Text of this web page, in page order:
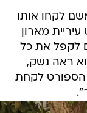
לקחו אותו
מארון
לקפל את כל
ראה נשק,
בשביל הספורט לקחת